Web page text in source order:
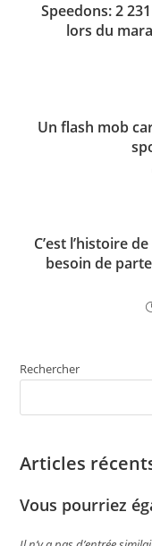
Speedons: 2
lors du
Un flash mob
C’est l’histoire
besoin de
Rechercher
Articles
Vous pourriez